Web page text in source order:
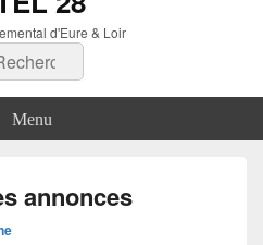
d'Eure & Loir
Menu
annonces